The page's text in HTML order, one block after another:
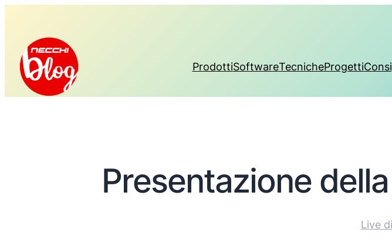
ProdottiSoftwareTecnicheProgetti
Presentazione
Live